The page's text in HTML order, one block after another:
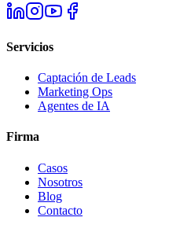
Servicios
Captación de Leads
Marketing Ops
Agentes de IA
Firma
Casos
Nosotros
Blog
Contacto